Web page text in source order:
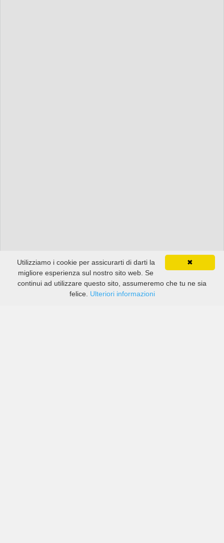
✖
Utilizziamo i cookie per assicurarti di darti la
migliore esperienza sul nostro sito web. Se
continui ad utilizzare questo sito, assumeremo che tu ne sia
felice. Ulteriori informazioni